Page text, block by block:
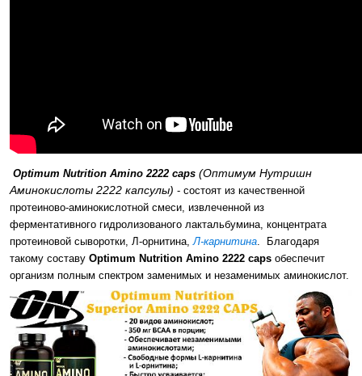
Optimum Nutrition Amino 2222 caps (Оптимум Нутришн
Аминокислоты 2222 капсулы) - состоят из качественной
протеиново-аминокислотной смеси, извлеченной из
ферментативного гидролизованого лактальбумина, концентрата
протеиновой сыворотки, Л-орнитина,Л-карнитина. Благодаря
такому составу Optimum Nutrition Amino 2222 caps обеспечит
организм полным спектром заменимых и незаменимых аминокислот.